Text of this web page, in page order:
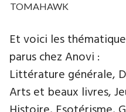
TOMAHAWK
Et voici les
parus chez Anovi :
Littérature générale,
Arts et beaux livres,